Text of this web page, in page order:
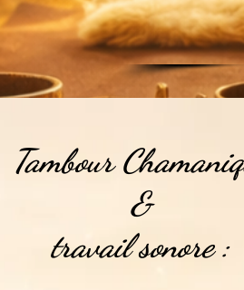
Tambour
&
travail sonore :